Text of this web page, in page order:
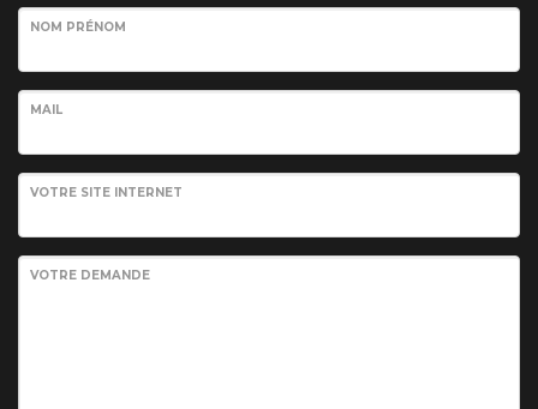
NOM PRÉNOM
MAIL
VOTRE SITE INTERNET
VOTRE DEMANDE